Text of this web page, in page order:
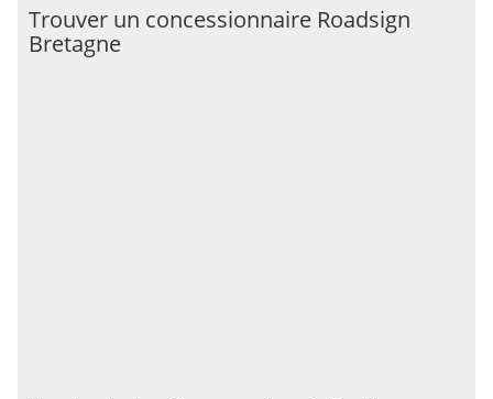
Trouver un concessionnaire Roadsign
Bretagne